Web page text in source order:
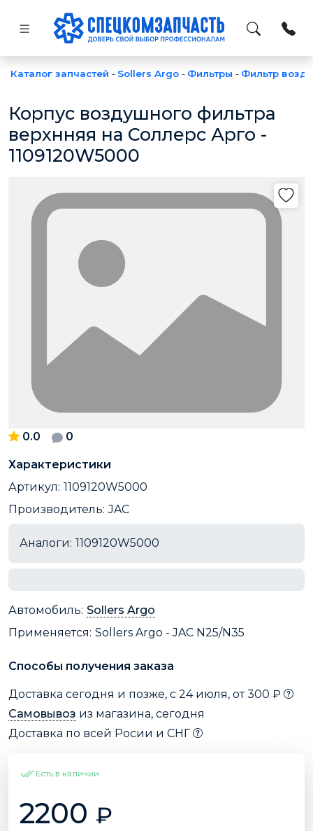
Каталог запчастей - Sollers Argo - Фильтры - Фильтр
Корпус воздушного фильтра
верхнняя на Соллерс Арго -
1109120W5000
0.0 0
Характеристики
Артикул: 1109120W5000
Производитель: JAC
Аналоги: 1109120W5000
Автомобиль: Sollers Argo
Применяется: Sollers Argo - JAC N25/N35
Способы получения заказа
Доставка сегодня и позже, с 24 июля, от 300 ₽
Самовывоз из магазина, сегодня
Доставка по всей Росии и СНГ
Есть в наличии
2200 ₽